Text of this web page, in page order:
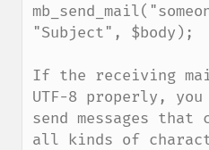
"Subject", $body);
If the receiving
UTF-8 properly,
send messages
all kinds of